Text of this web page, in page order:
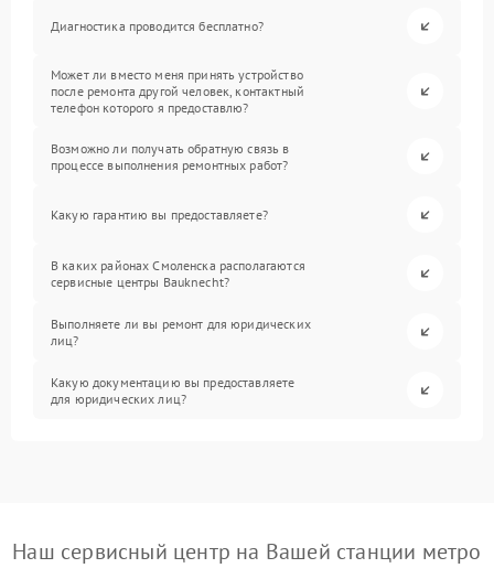
Диагностика проводится бесплатно?
Может ли вместо меня принять устройство
после ремонта другой человек, контактный
телефон которого я предоставлю?
Возможно ли получать обратную связь в
процессе выполнения ремонтных работ?
Какую гарантию вы предоставляете?
В каких районах Смоленска располагаются
сервисные центры Bauknecht?
Выполняете ли вы ремонт для юридических
лиц?
Какую документацию вы предоставляете
для юридических лиц?
Наш сервисный центр на Вашей станции метро